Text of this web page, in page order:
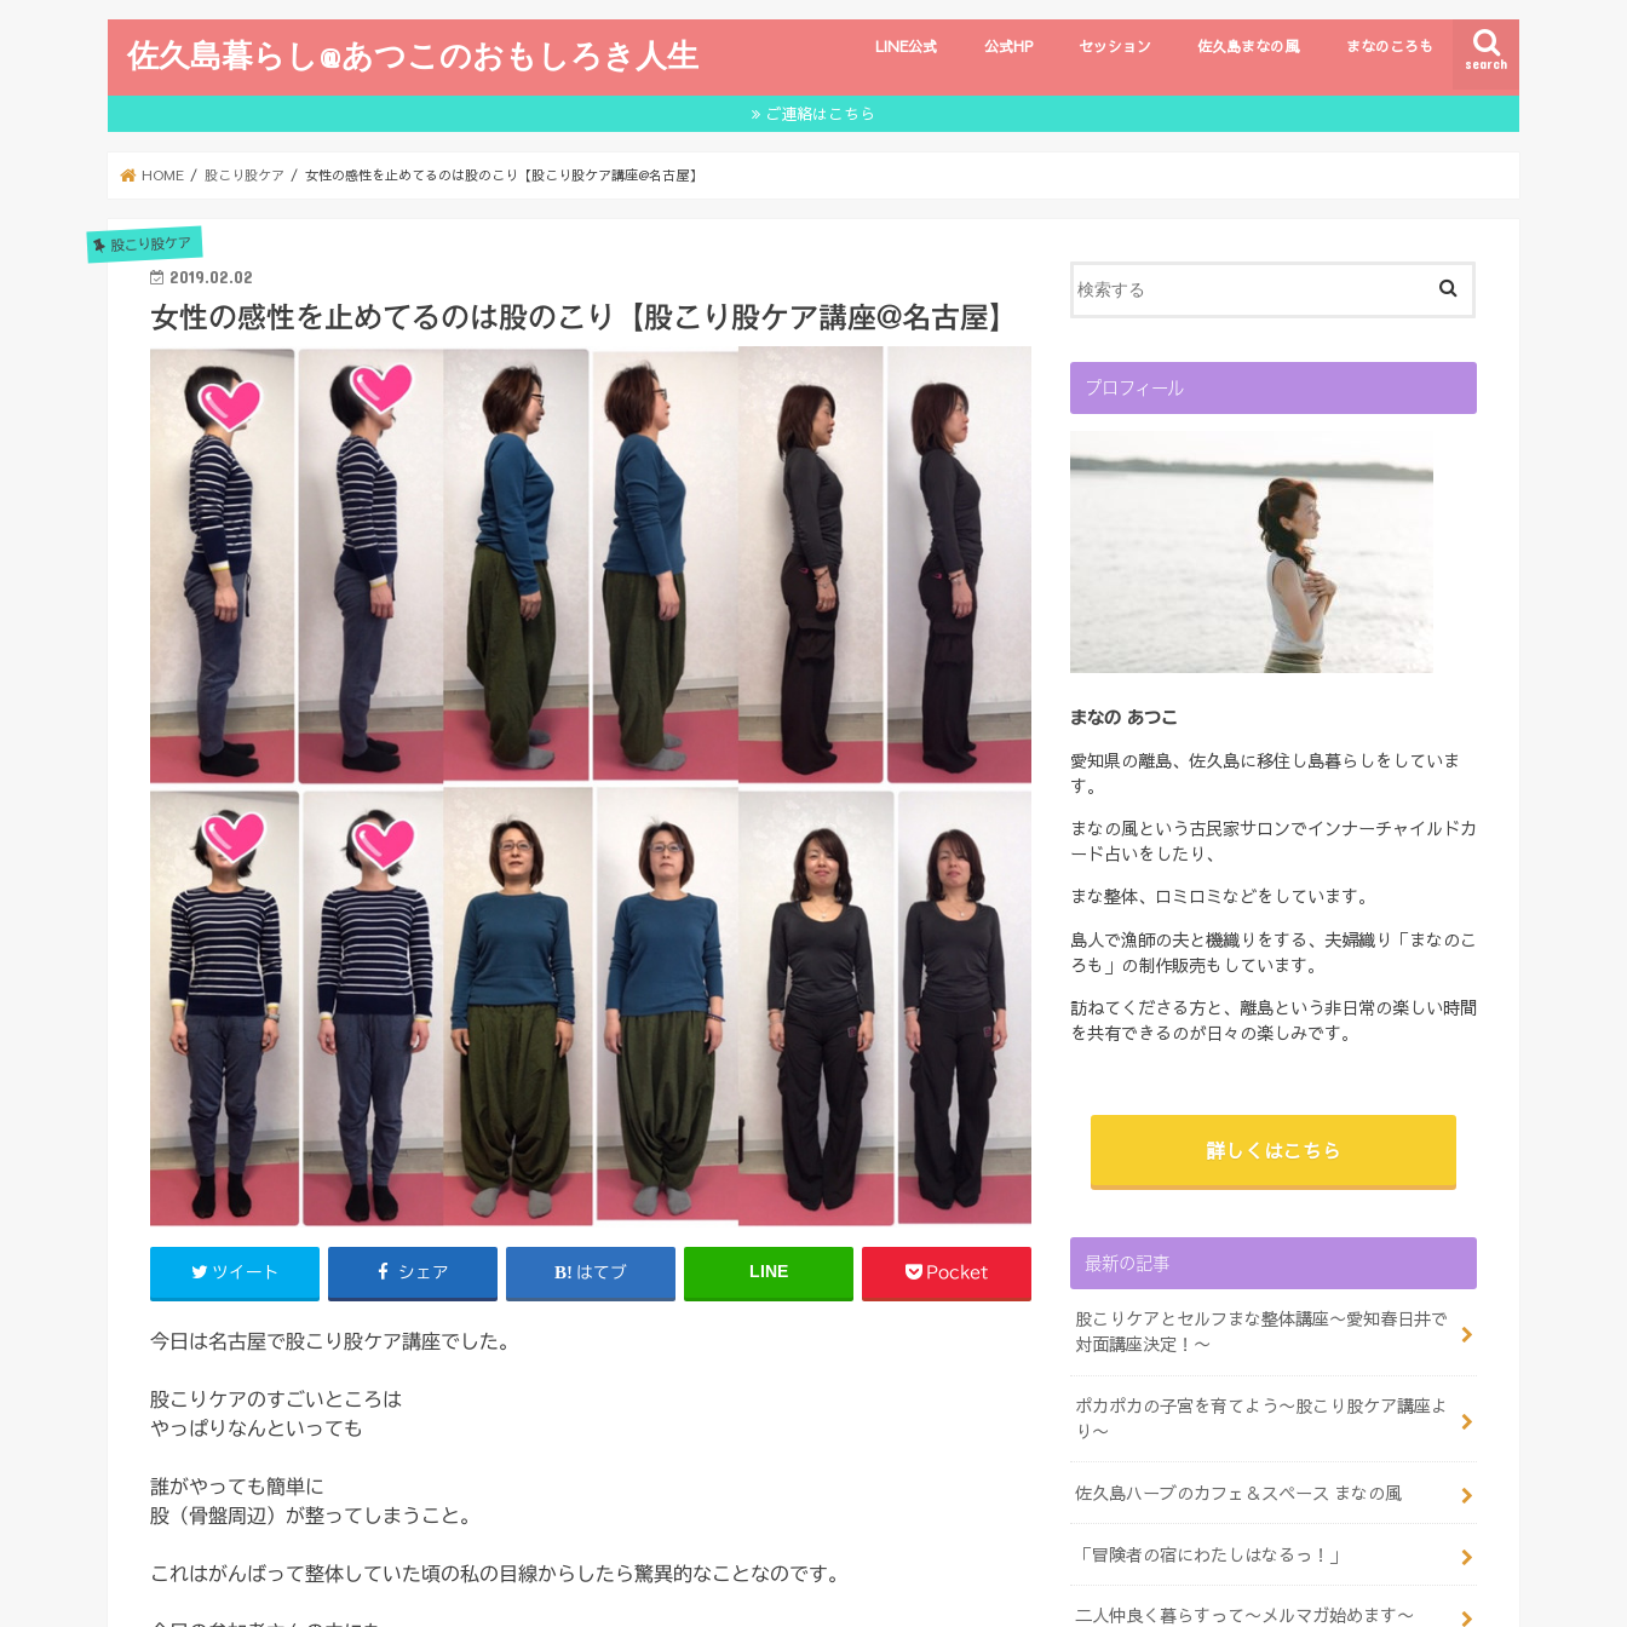
佐久島暮らし@あつこのおもしろき人生 search
LINE公式 公式HP セッション 佐久島まなの風 まなのころも
ご連絡はこちら
HOME 股こり股ケア 女性の感性を止めてるのは股のこり【股こり股ケア講座@名古屋】
股こり股ケア
2019.02.02
女性の感性を止めてるのは股のこり【股こり股ケア講座@名古屋】
ツイート シェア はてブ LINE Pocket
今日は名古屋で股こり股ケア講座でした。
股こりケアのすごいところは
やっぱりなんといっても
誰がやっても簡単に
股（骨盤周辺）が整ってしまうこと。
これはがんばって整体していた頃の私の目線からしたら驚異的なことなのです。
プロフィール
まなの あつこ
愛知県の離島、佐久島に移住し島暮らしをしていま
す。
まなの風という古民家サロンでインナーチャイルドカ
ード占いをしたり、
まな整体、ロミロミなどをしています。
島人で漁師の夫と機織りをする、夫婦織り「まなのこ
ろも」の制作販売もしています。
訪ねてくださる方と、離島という非日常の楽しい時間
を共有できるのが日々の楽しみです。
詳しくはこちら
最新の記事
股こりケアとセルフまな整体講座〜愛知春日井で
対面講座決定！〜
ポカポカの子宮を育てよう〜股こり股ケア講座よ
り〜
佐久島ハーブのカフェ＆スペース まなの風
「冒険者の宿にわたしはなるっ！」
二人仲良く暮らすって〜メルマガ始めます〜